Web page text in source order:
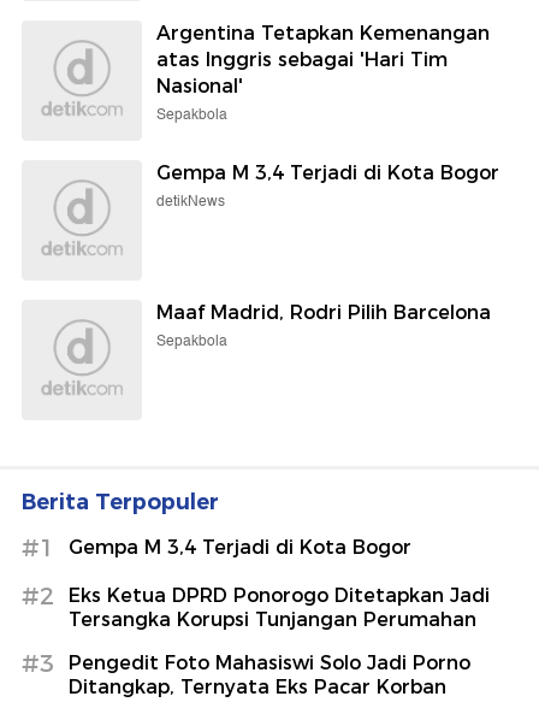
Argentina Tetapkan Kemenangan
atas Inggris sebagai 'Hari Tim
Nasional'
Sepakbola
Gempa M 3,4 Terjadi di Kota Bogor
detikNews
Maaf Madrid, Rodri Pilih Barcelona
Sepakbola
Berita Terpopuler
#1 Gempa M 3,4 Terjadi di Kota Bogor
#2
Eks Ketua DPRD Ponorogo Ditetapkan Jadi
Tersangka Korupsi Tunjangan Perumahan
#3
Pengedit Foto Mahasiswi Solo Jadi Porno
Ditangkap, Ternyata Eks Pacar Korban